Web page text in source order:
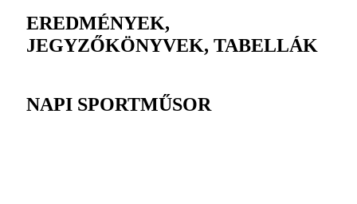
EREDMÉNYEK,
JEGYZŐKÖNYVEK, TABELLÁK
NAPI SPORTMŰSOR